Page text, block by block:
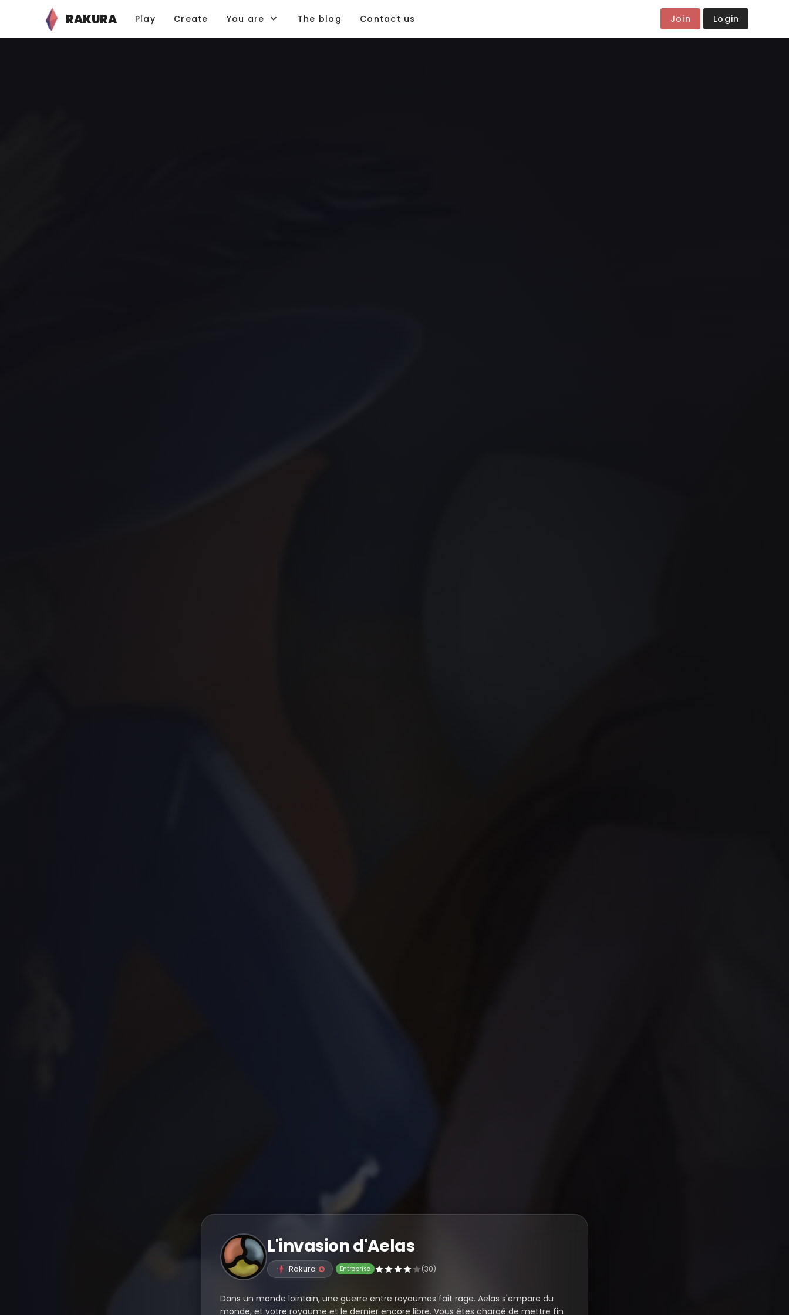
RAKURA Play Create You are The blog Contact us Join Login
L'invasion d'Aelas
Rakura Entreprise (30)
Dans un monde lointain, une guerre entre royaumes fait rage. Aelas s'empare du
monde, et votre royaume et le dernier encore libre. Vous êtes chargé de mettre fin